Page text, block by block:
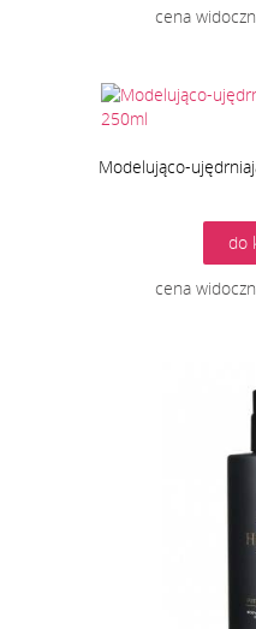
cena
Modelująco-
do
cena